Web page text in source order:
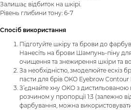
Залишає відбиток на шкірі.
Рівень глибини тону: 6-7
Спосіб використання
Підготуйте шкіру та брови до
Нанесіть на брови Шампунь-піну для
очищення та знежирення шкіри та
За необхідністю, змоделюйте ескіз
пасти для брів OKO Eyebrow Contour
З’єднайте хну OKO з
розчином у пропорції 1:3 (залежно
фарбування, можна